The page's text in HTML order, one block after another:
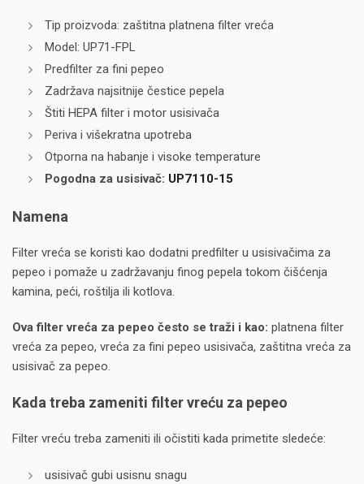
Tip proizvoda: zaštitna platnena filter vreća
Model: UP71-FPL
Predfilter za fini pepeo
Zadržava najsitnije čestice pepela
Štiti HEPA filter i motor usisivača
Periva i višekratna upotreba
Otporna na habanje i visoke temperature
Pogodna za usisivač: UP7110-15
Namena
Filter vreća se koristi kao dodatni predfilter u usisivačima za
pepeo i pomaže u zadržavanju finog pepela tokom čišćenja
kamina, peći, roštilja ili kotlova.
Ova filter vreća za pepeo često se traži i kao: platnena filter
vreća za pepeo, vreća za fini pepeo usisivača, zaštitna vreća za
usisivač za pepeo.
Kada treba zameniti filter vreću za pepeo
Filter vreću treba zameniti ili očistiti kada primetite sledeće:
usisivač gubi usisnu snagu